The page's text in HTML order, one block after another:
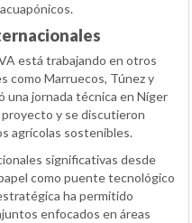
está trabajando en otros
como Marruecos, Túnez y
una jornada técnica en Níger
y se discutieron
agrícolas sostenibles.
significativas desde
como puente tecnológico
ha permitido
enfocados en áreas